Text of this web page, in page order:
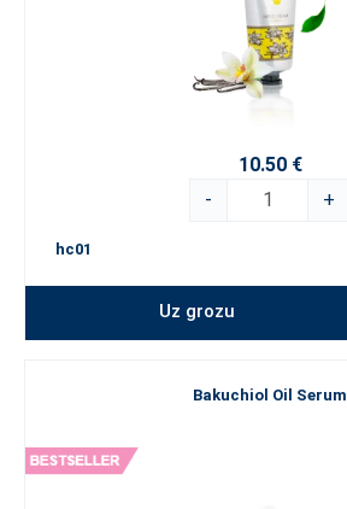
10.50 €
-
+
hc01
Uz grozu
Bakuchiol Oil Serum